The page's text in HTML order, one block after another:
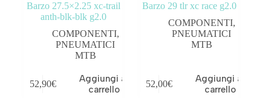
Barzo 27.5×2.25 xc-trail
anth-blk-blk g2.0
COMPONENTI,
PNEUMATICI
MTB
52,90€
Aggiungi al
carrello
Barzo 29 tlr xc race g2.0
COMPONENTI,
PNEUMATICI
MTB
52,00€
Aggiungi al
carrello